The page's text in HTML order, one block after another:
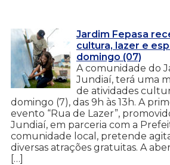
Jardim Fepasa
cultura, lazer e
domingo (07)
A comunidade do
Jundiaí, terá uma
de atividades
domingo (7), das 9h às 13h. A
evento “Rua de Lazer”,
Jundiaí, em parceria com a
comunidade local, pretende
diversas atrações gratuitas. A
[…]